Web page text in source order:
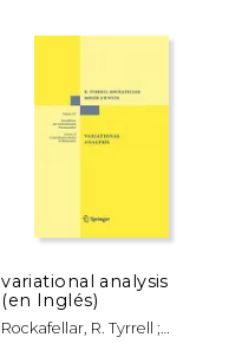
15%
dcto.
variational analysis
(en Inglés)
Rockafellar, R. Tyrrell ;